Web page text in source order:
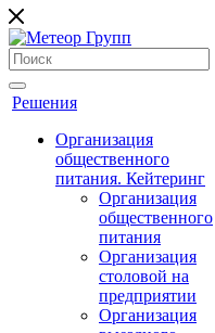
Решения
Организация
общественного
питания. Кейтеринг
Организация
общественного
питания
Организация
столовой на
предприятии
Организация